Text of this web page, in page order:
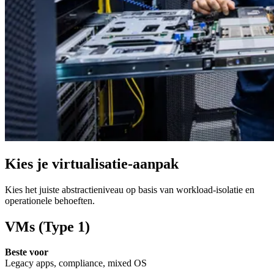
Kies je virtualisatie-aanpak
Kies het juiste abstractieniveau op basis van workload-isolatie en
operationele behoeften.
VMs (Type 1)
Beste voor
Legacy apps, compliance, mixed OS